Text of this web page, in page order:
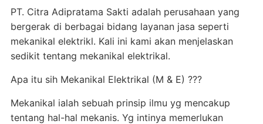
PT. Citra Adipratama Sakti adalah perusahaan yang
bergerak di berbagai bidang layanan jasa seperti
mekanikal elektrikl. Kali ini kami akan menjelaskan
sedikit tentang mekanikal elektrikal.
Apa itu sih Mekanikal Elektrikal (M & E) ???
Mekanikal ialah sebuah prinsip ilmu yg mencakup
tentang hal-hal mekanis. Yg intinya memerlukan